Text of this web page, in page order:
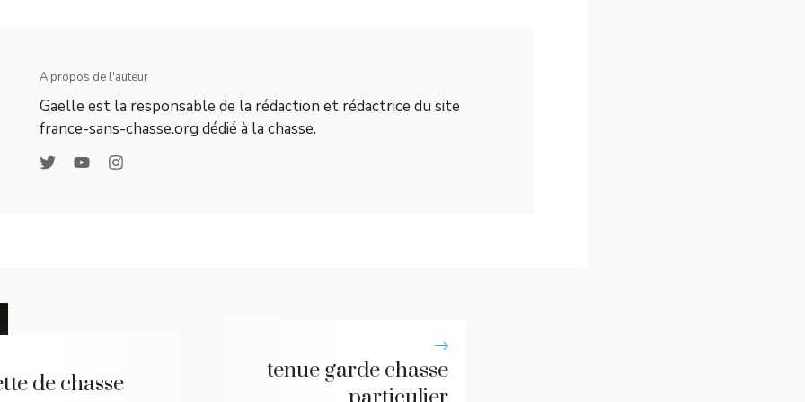
A propos de l'auteur
Gaelle est la responsable de la rédaction et rédactrice du site
france-sans-chasse.org dédié à la chasse.
de chasse
tenue garde chasse